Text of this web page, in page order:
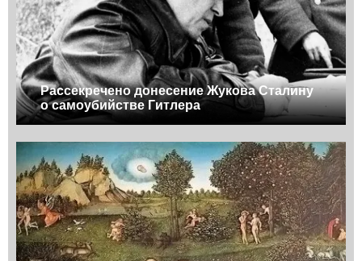
Рассекречено донесение Жукова Сталину
о самоубийстве Гитлера